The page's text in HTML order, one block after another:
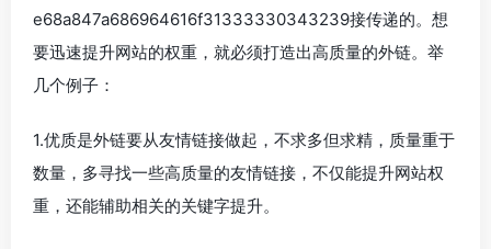
e68a847a686964616f31333330343239接传递的。想
要迅速提升网站的权重，就必须打造出高质量的外链。举
几个例子：
1.优质是外链要从友情链接做起，不求多但求精，质量重于
数量，多寻找一些高质量的友情链接，不仅能提升网站权
重，还能辅助相关的关键字提升。